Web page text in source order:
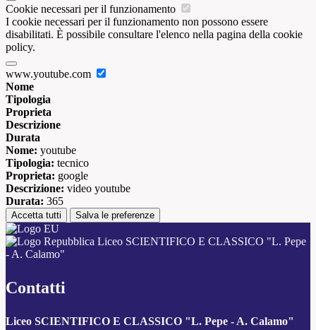
Cookie necessari per il funzionamento
I cookie necessari per il funzionamento non possono essere
disabilitati. È possibile consultare l'elenco nella pagina della cookie
policy.
www.youtube.com
Nome
Tipologia
Proprieta
Descrizione
Durata
Nome: youtube
Tipologia: tecnico
Proprieta: google
Descrizione: video youtube
Durata: 365
Accetta tutti Salva le preferenze
Liceo SCIENTIFICO E CLASSICO "L. Pepe
- A. Calamo"
Contatti
Liceo SCIENTIFICO E CLASSICO "L. Pepe - A. Calamo"